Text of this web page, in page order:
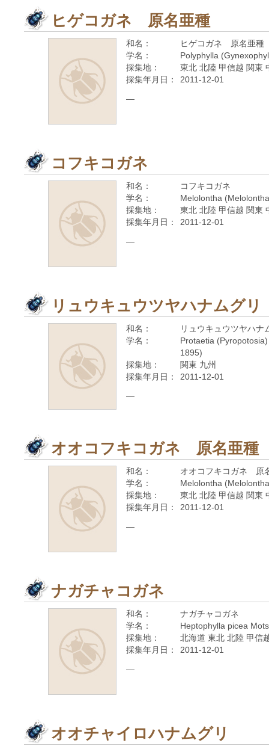
ヒゲコガネ 原名亜種
和名：
ヒゲコガネ 原名亜種
学名：
Polyphylla
採集地：
東北 北陸 甲信越 関東
採集年月日：
2011-12-01
—
コフキコガネ
和名：
コフキコガネ
学名：
Melolontha
採集地：
東北 北陸 甲信越 関東
採集年月日：
2011-12-01
—
リュウキュウツヤハナムグ
和名：
リュウキュウツヤハ
学名：
Protaetia
1895)
採集地：
関東 九州
採集年月日：
2011-12-01
—
オオコフキコガネ 原名亜種
和名：
オオコフキコガネ 原
学名：
Melolontha
採集地：
東北 北陸 甲信越 関東
採集年月日：
2011-12-01
—
ナガチャコガネ
和名：
ナガチャコガネ
学名：
Heptophylla picea
採集地：
北海道 東北 北陸 甲信
採集年月日：
2011-12-01
—
オオチャイロハナムグリ